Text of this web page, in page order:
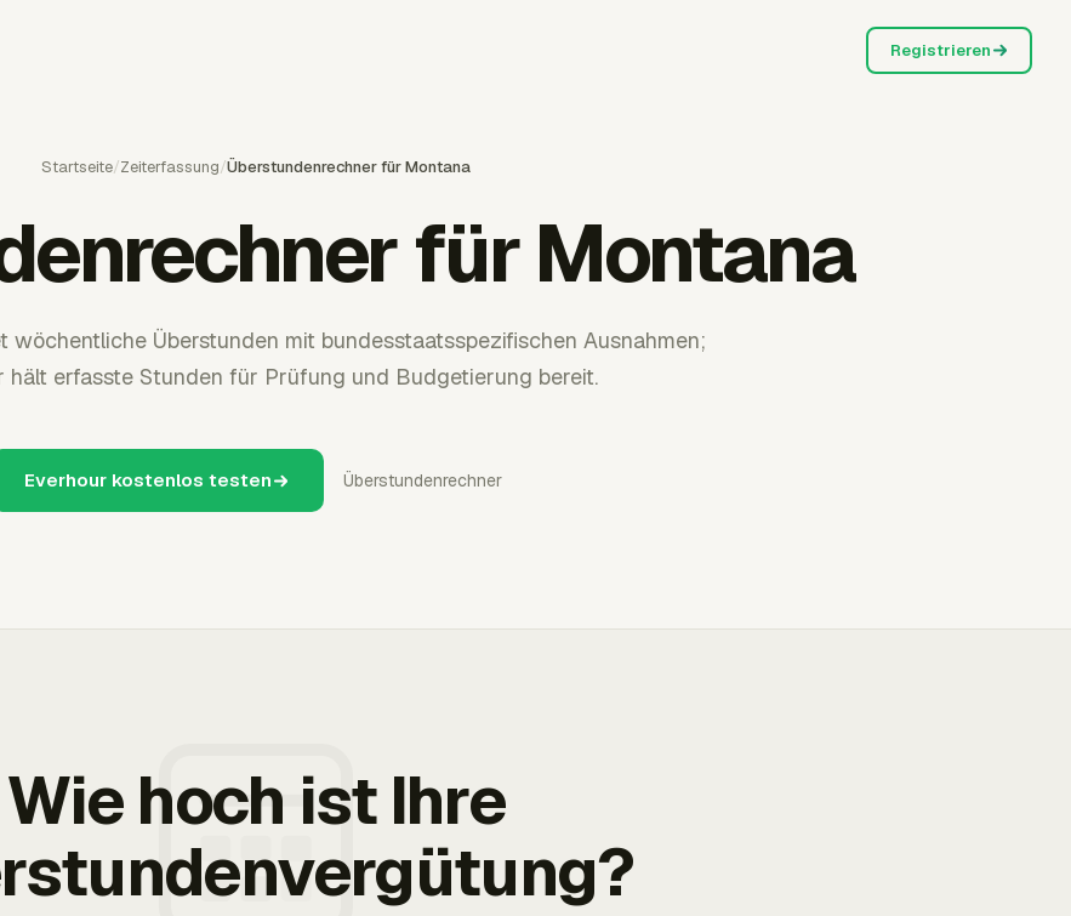
Registrieren
Startseite/Zeiterfassung/Überstundenrechner für Montana
für Montana
wöchentliche Überstunden mit bundesstaatsspezifischen Ausnahmen;
hält erfasste Stunden für Prüfung und Budgetierung bereit.
Everhour kostenlos testen Überstundenrechner
Wie hoch ist Ihre